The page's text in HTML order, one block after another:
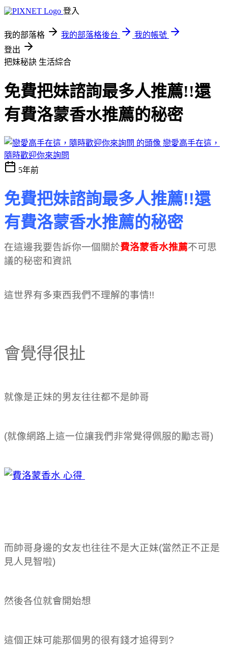
登入
我的部落格 我的部落格後台
我的帳號
登出
把妹秘訣 生活綜合
免費把妹諮詢最多人推薦!!還
有費洛蒙香水推薦的秘密
戀愛高手在這，
隨時歡迎你來詢問
5年前
免費把妹諮詢最多人推薦!!還
有費洛蒙香水推薦的秘密
在這邊我要告訴你一個關於費洛蒙香水推薦不可思
議的秘密和資訊
這世界有多東西我們不理解的事情!!
會覺得很扯
就像是正妹的男友往往都不是帥哥
(就像網路上這一位讓我們非常覺得佩服的勵志哥)
而帥哥身邊的女友也往往不是大正妹(當然正不正是
見人見智啦)
然後各位就會開始想
這個正妹可能那個男的很有錢才追得到?